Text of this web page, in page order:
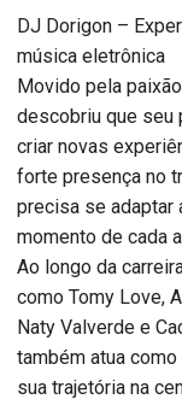
DJ Dorigon –
música eletrônica
Movido pela
descobriu que seu
criar novas
forte presença no
precisa se adaptar
momento de cada
Ao longo da
como Tomy Love,
Naty Valverde e
também atua
sua trajetória na